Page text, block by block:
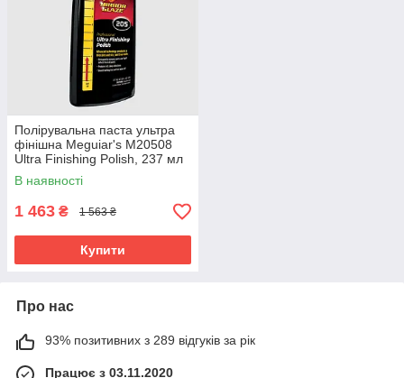
Полірувальна паста ультра
фінішна Meguiar's M20508
Ultra Finishing Polish, 237 мл
В наявності
1 463 ₴ 1 563 ₴
Купити
Про нас
93% позитивних з 289 відгуків за рік
Працює з 03.11.2020